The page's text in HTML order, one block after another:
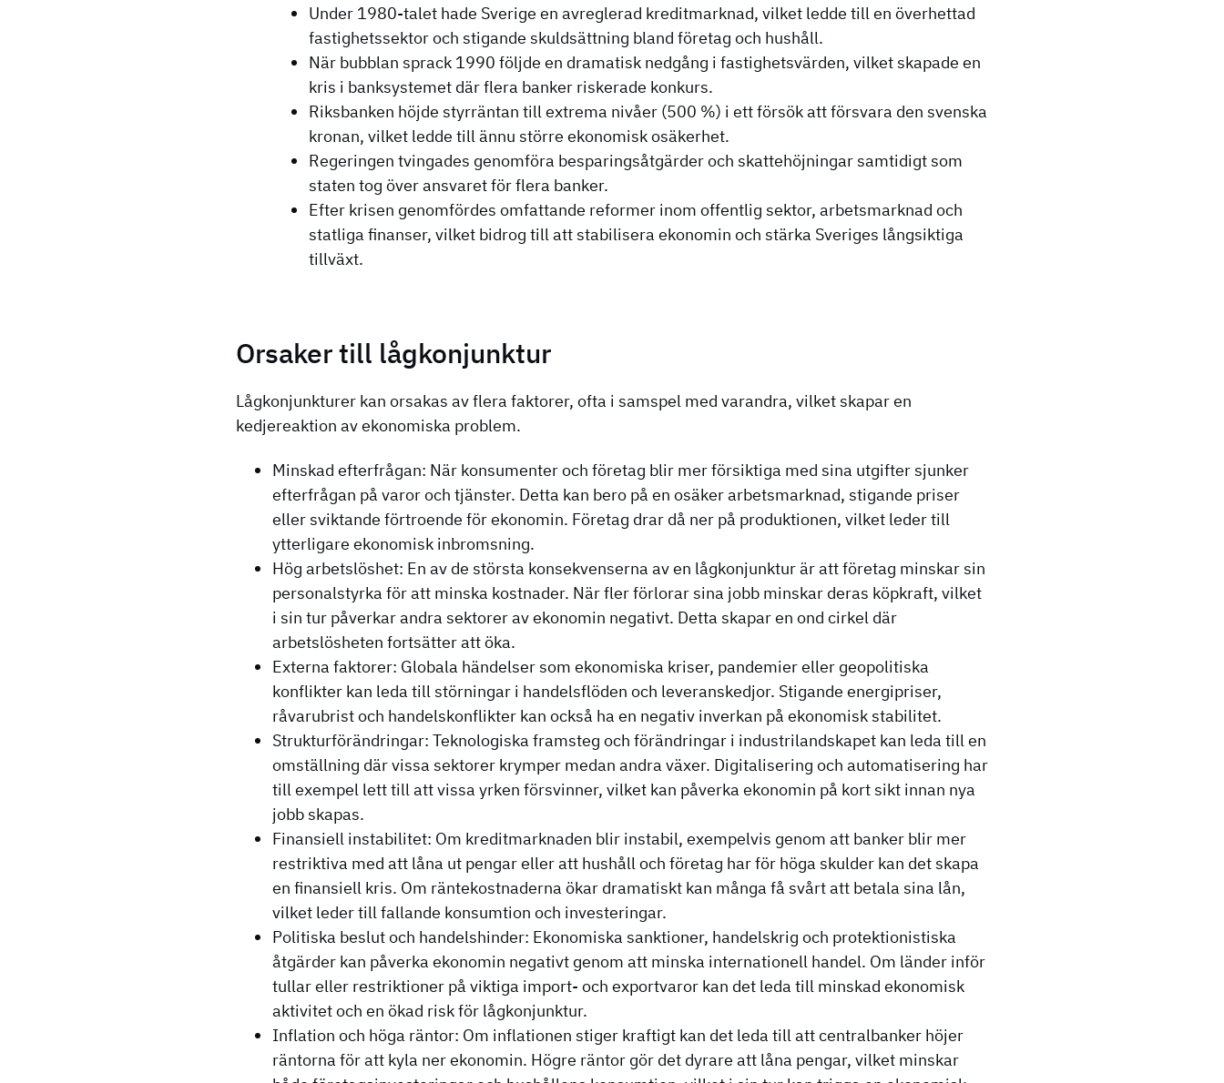
Under 1980-talet hade Sverige en avreglerad kreditmarknad, vilket ledde till en överhettad
fastighetssektor och stigande skuldsättning bland företag och hushåll.
När bubblan sprack 1990 följde en dramatisk nedgång i fastighetsvärden, vilket skapade en
kris i banksystemet där flera banker riskerade konkurs.
Riksbanken höjde styrräntan till extrema nivåer (500 %) i ett försök att försvara den svenska
kronan, vilket ledde till ännu större ekonomisk osäkerhet.
Regeringen tvingades genomföra besparingsåtgärder och skattehöjningar samtidigt som
staten tog över ansvaret för flera banker.
Efter krisen genomfördes omfattande reformer inom offentlig sektor, arbetsmarknad och
statliga finanser, vilket bidrog till att stabilisera ekonomin och stärka Sveriges långsiktiga
tillväxt.
Orsaker till lågkonjunktur
Lågkonjunkturer kan orsakas av flera faktorer, ofta i samspel med varandra, vilket skapar en
kedjereaktion av ekonomiska problem.
Minskad efterfrågan: När konsumenter och företag blir mer försiktiga med sina utgifter sjunker
efterfrågan på varor och tjänster. Detta kan bero på en osäker arbetsmarknad, stigande priser
eller sviktande förtroende för ekonomin. Företag drar då ner på produktionen, vilket leder till
ytterligare ekonomisk inbromsning.
Hög arbetslöshet: En av de största konsekvenserna av en lågkonjunktur är att företag minskar sin
personalstyrka för att minska kostnader. När fler förlorar sina jobb minskar deras köpkraft, vilket
i sin tur påverkar andra sektorer av ekonomin negativt. Detta skapar en ond cirkel där
arbetslösheten fortsätter att öka.
Externa faktorer: Globala händelser som ekonomiska kriser, pandemier eller geopolitiska
konflikter kan leda till störningar i handelsflöden och leveranskedjor. Stigande energipriser,
råvarubrist och handelskonflikter kan också ha en negativ inverkan på ekonomisk stabilitet.
Strukturförändringar: Teknologiska framsteg och förändringar i industrilandskapet kan leda till en
omställning där vissa sektorer krymper medan andra växer. Digitalisering och automatisering har
till exempel lett till att vissa yrken försvinner, vilket kan påverka ekonomin på kort sikt innan nya
jobb skapas.
Finansiell instabilitet: Om kreditmarknaden blir instabil, exempelvis genom att banker blir mer
restriktiva med att låna ut pengar eller att hushåll och företag har för höga skulder kan det skapa
en finansiell kris. Om räntekostnaderna ökar dramatiskt kan många få svårt att betala sina lån,
vilket leder till fallande konsumtion och investeringar.
Politiska beslut och handelshinder: Ekonomiska sanktioner, handelskrig och protektionistiska
åtgärder kan påverka ekonomin negativt genom att minska internationell handel. Om länder inför
tullar eller restriktioner på viktiga import- och exportvaror kan det leda till minskad ekonomisk
aktivitet och en ökad risk för lågkonjunktur.
Inflation och höga räntor: Om inflationen stiger kraftigt kan det leda till att centralbanker höjer
räntorna för att kyla ner ekonomin. Högre räntor gör det dyrare att låna pengar, vilket minskar